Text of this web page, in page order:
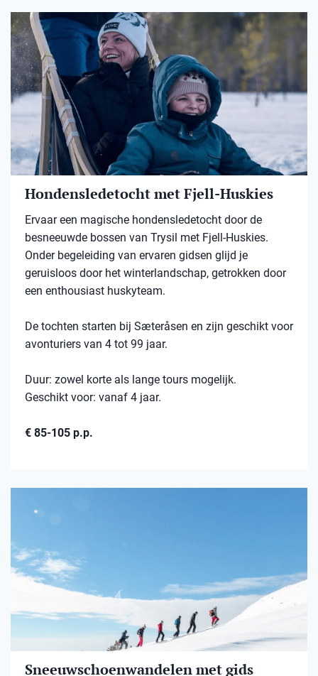
Hondensledetocht met Fjell-Huskies
Ervaar een magische hondensledetocht door de
besneeuwde bossen van Trysil met Fjell-Huskies.
Onder begeleiding van ervaren gidsen glijd je
geruisloos door het winterlandschap, getrokken door
een enthousiast huskyteam.
De tochten starten bij Sæteråsen en zijn geschikt voor
avonturiers van 4 tot 99 jaar.
Duur: zowel korte als lange tours mogelijk.
Geschikt voor: vanaf 4 jaar.
€ 85-105 p.p.
Sneeuwschoenwandelen met gids